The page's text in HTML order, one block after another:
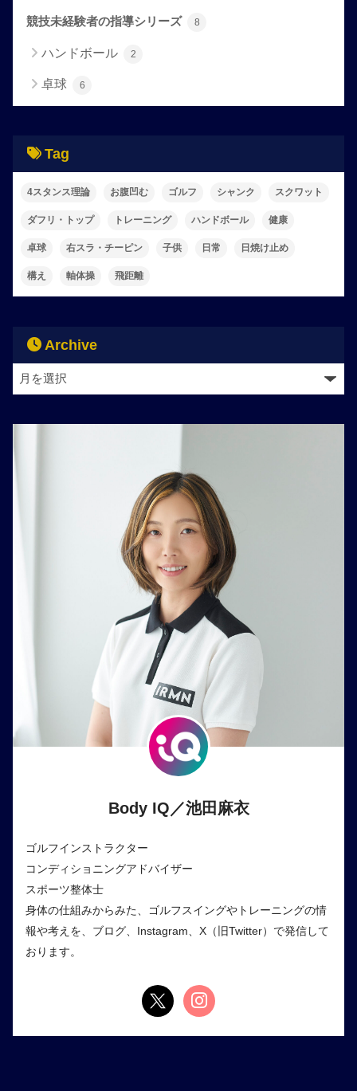
競技未経験者の指導シリーズ 8
ハンドボール 2
卓球 6
Tag
4スタンス理論 お腹凹む ゴルフ シャンク スクワット
ダフリ・トップ トレーニング ハンドボール 健康
卓球 右スラ・チーピン 子供 日常 日焼け止め
構え 軸体操 飛距離
Archive
Body IQ／池田麻衣
ゴルフインストラクター
コンディショニングアドバイザー
スポーツ整体士
身体の仕組みからみた、ゴルフスイングやトレーニングの情
報や考えを、ブログ、Instagram、X（旧Twitter）で発信して
おります。